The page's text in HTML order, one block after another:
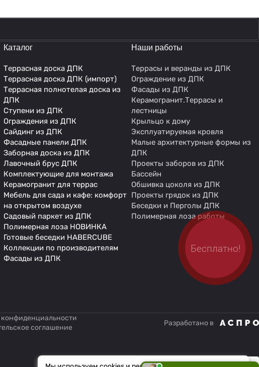
Каталог
Террасная доска ДПК
Террасная доска ДПК (импорт)
Террасная полнотелая доска из
ДПК
Ступени из ДПК
Ограждения из ДПК
Сайдинг из ДПК
Фасадные панели ДПК
Заборная доска из ДПК
Лавочный брус ДПК
Комплектующие для монтажа
Керамогранит для террас
Мебель для сада и кафе: комфорт
на открытом воздухе
Садовый паркет из ДПК
Полимерная лоза НОВИНКА
Готовые беседки HABERCUBE
Коллекции по производителям
Фасады из ДПК
Наши работы
Террасы и веранды из ДПК
Ограждение из ДПК
Фасады из ДПК
Керамогранит.Террасы и
лестницы
Крыльцо к дому
Эксплуатируемая кровля
Малые архитектурные формы из
ДПК
Проекты заборов из ДПК
Бассейн
Обшивка цоколя из ДПК
Проекты грядок из ДПК
Беседки и Перголы ДПК
Полимерная лоза работы
соглашение
Разработано в
Закажите
звонок!
Бесплатно!